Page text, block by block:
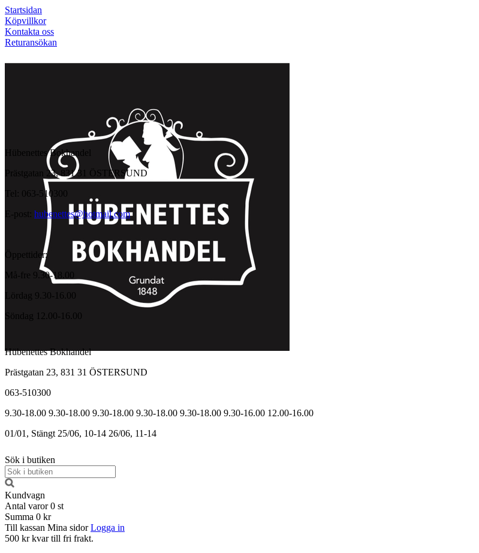
Startsidan
Köpvillkor
Kontakta oss
Returansökan
Hübenettes Bokhandel
Prästgatan 23, 831 31 ÖSTERSUND
Tel: 063-510300
E-post: hubenettes@hotmail.com
Öppettider:
Må-fre 9.30-18.00
Lördag 9.30-16.00
Söndag 12.00-16.00
Hübenettes Bokhandel
Prästgatan 23, 831 31 ÖSTERSUND
063-510300
9.30-18.00 9.30-18.00 9.30-18.00 9.30-18.00 9.30-18.00 9.30-16.00 12.00-16.00
01/01, Stängt 25/06, 10-14 26/06, 11-14
Sök i butiken
Kundvagn
Antal varor 0 st
Summa 0 kr
Till kassan Mina sidor Logga in
500 kr kvar till fri frakt.